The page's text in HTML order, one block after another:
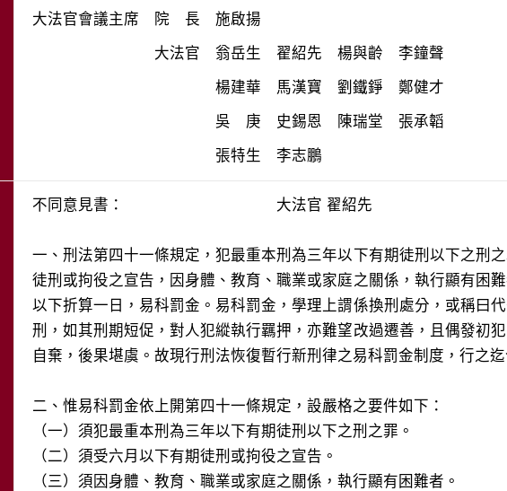
不同意見書： 大法官 翟紹先
一、刑法第四十一條規定，犯最重本刑為三年以下有期徒刑以下之刑
徒刑或拘役之宣告，因身體、教育、職業或家庭之關係，執行顯有困
以下折算一日，易科罰金。易科罰金，學理上謂係換刑處分，或稱曰
刑，如其刑期短促，對人犯縱執行羈押，亦難望改過遷善，且偶發初
自棄，後果堪虞。故現行刑法恢復暫行新刑律之易科罰金制度，行之迄
二、惟易科罰金依上開第四十一條規定，設嚴格之要件如下：
（一）須犯最重本刑為三年以下有期徒刑以下之刑之罪。
（二）須受六月以下有期徒刑或拘役之宣告。
（三）須因身體、教育、職業或家庭之關係，執行顯有困難者。